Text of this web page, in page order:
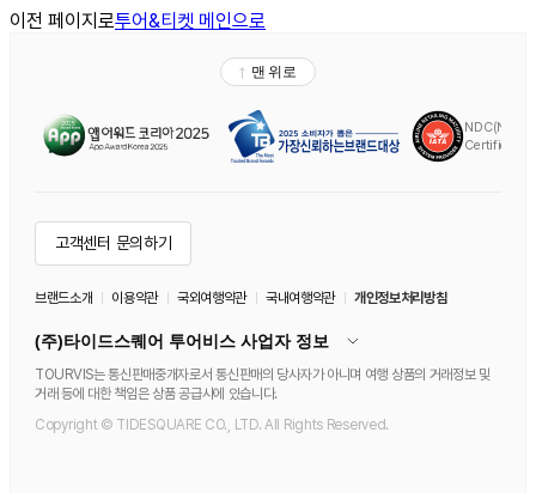
이전 페이지로투어&티켓 메인으로